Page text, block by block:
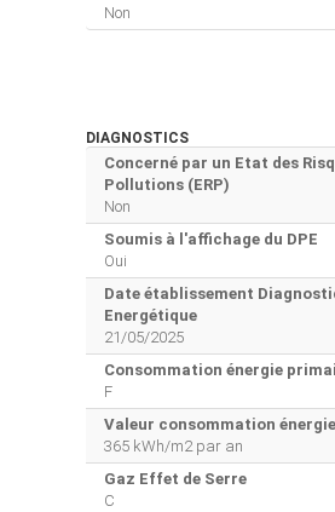
Non
DIAGNOSTICS
Concerné par un Etat des
Pollutions (ERP)
Non
Soumis à l'affichage du DPE
Oui
Date établissement
Energétique
21/05/2025
Consommation énergie
F
Valeur consommation
365 kWh/m2 par an
Gaz Effet de Serre
C